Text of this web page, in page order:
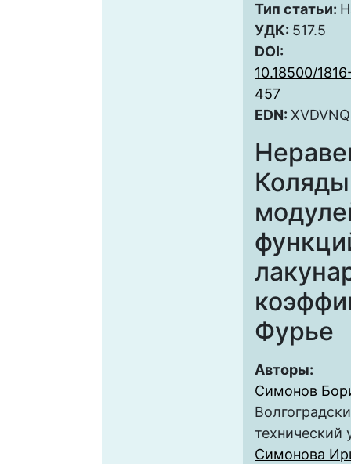
Тип статьи:
УДК: 517.5
DOI:
10.18500/
457
EDN: XVDVNQ
Фурье
Авторы:
Симонов
технический
Симонова